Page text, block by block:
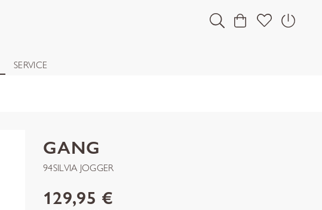
SERVICE
GANG
94SILVIA JOGGER
129,95 €